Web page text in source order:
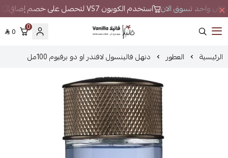
مكان واحد تسوق الان استخدم الكوبون VS7 لتحصل على خصم إضافي
فانيلا
0
0
الرئيسية العطور دنهل فالينسول لافندر او دو برفيوم 100مل